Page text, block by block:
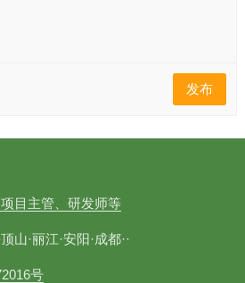
发布
目主管、研发师等
山·丽江·安阳·成都··
号